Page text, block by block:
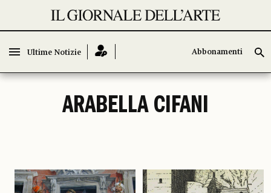
Ultime Notizie Abbonamenti
Ultime Notizie Abbonamenti
ARABELLA CIFANI